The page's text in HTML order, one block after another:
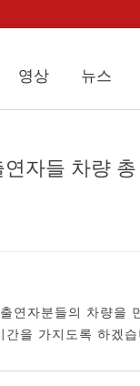
영상 뉴스
자들 차량 총
연자분들의 차량을
을 가지도록 하겠습